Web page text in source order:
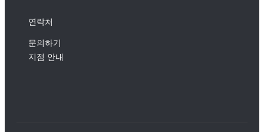
연락처
문의하기
지점 안내